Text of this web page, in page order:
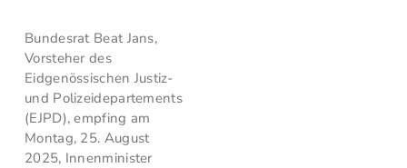
Bundesrat Beat Jans,
Vorsteher des
Eidgenössischen Justiz-
und Polizeidepartements
(EJPD), empfing am
Montag, 25. August
2025, Innenminister